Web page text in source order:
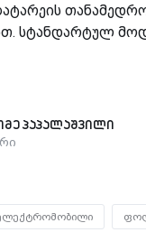
სტანდარტულ
პაპალაშვილი